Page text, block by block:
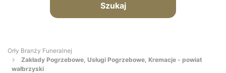
Szukaj
Orły Branży Funeralnej
Zakłady Pogrzebowe, Usługi Pogrzebowe, Kremacje - powiat
wałbrzyski